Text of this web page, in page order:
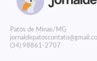
Patos de Minas/MG
(34) 98861-2707